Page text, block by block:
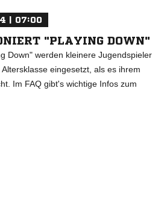
| 07:00
"PLAYING DOWN"
Down" werden kleinere Jugendspieler
eingesetzt, als es ihrem
Im FAQ gibt's wichtige Infos zum